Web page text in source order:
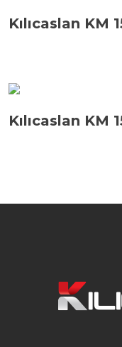
Kılıcaslan KM
Kılıcaslan KM